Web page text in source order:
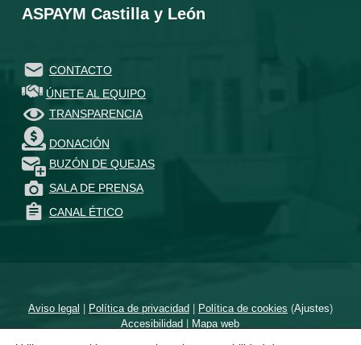
ASPAYM Castilla y León
CONTACTO
ÚNETE AL EQUIPO
TRANSPARENCIA
DONACIÓN
BUZÓN DE QUEJAS
SALA DE PRENSA
CANAL ÉTICO
Aviso legal | Política de privacidad| Política de cookies (Ajustes)
Accesibilidad | Mapa web